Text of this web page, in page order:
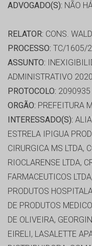
ADVOGADO(S): NÃO
RELATOR: CONS.
PROCESSO: TC/1605/
ASSUNTO:
ADMINISTRATIVO 2020
PROTOCOLO: 2090935
ORGÃO: PREFEITURA
INTERESSADO(S):
ESTRELA IPIGUA
CIRURGICA MS LTDA,
RIOCLARENSE LTDA,
FARMACEUTICOS
PRODUTOS
DE PRODUTOS
DE OLIVEIRA,
EIRELI, LASALETTE